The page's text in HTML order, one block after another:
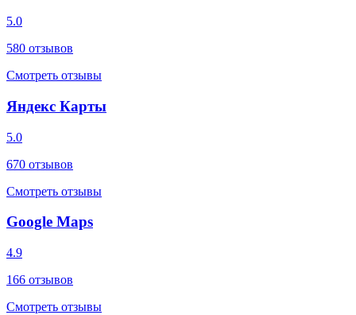
5.0
580 отзывов
Смотреть отзывы
Яндекс Карты
5.0
670 отзывов
Смотреть отзывы
Google Maps
4.9
166 отзывов
Смотреть отзывы